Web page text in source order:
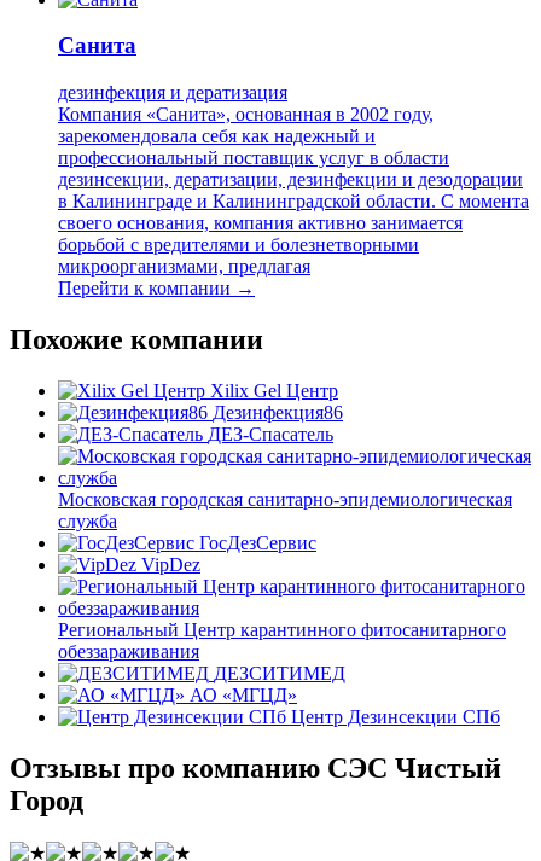
Санита
дезинфекция и дератизация
Компания «Санита», основанная в 2002 году,
зарекомендовала себя как надежный и
профессиональный поставщик услуг в области
дезинсекции, дератизации, дезинфекции и дезодорации
в Калининграде и Калининградской области. С момента
своего основания, компания активно занимается
борьбой с вредителями и болезнетворными
микроорганизмами, предлагая
Перейти к компании →
Похожие компании
Xilix Gel Центр
Дезинфекция86
ДЕЗ-Спасатель
Московская городская санитарно-эпидемиологическая
служба
ГосДезСервис
VipDez
Региональный Центр карантинного фитосанитарного
обеззараживания
ДЕЗСИТИМЕД
АО «МГЦД»
Центр Дезинсекции СПб
Отзывы про компанию СЭС Чистый
Город